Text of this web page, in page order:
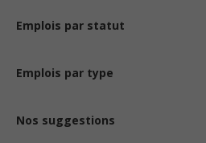
Emplois par statut
Emplois par type
Nos suggestions